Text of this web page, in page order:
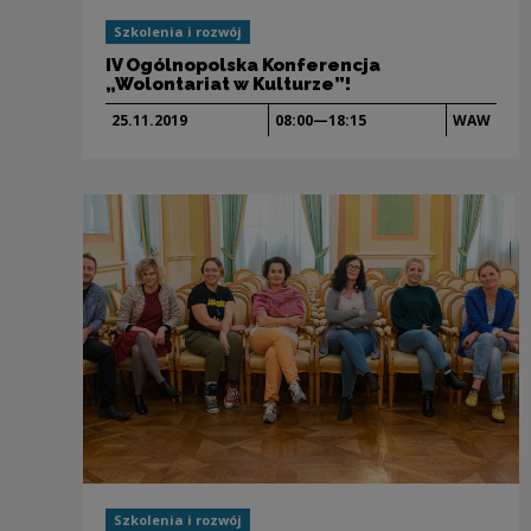
Szkolenia i rozwój
IV Ogólnopolska Konferencja
„Wolontariat w Kulturze”!
25.11.2019 08:00—18:15 WAW
Szkolenia i rozwój